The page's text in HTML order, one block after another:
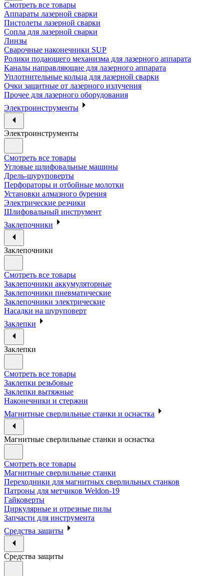
Смотреть все товары
Аппараты лазерной сварки
Пистолеты лазерной сварки
Сопла для лазерной сварки
Линзы
Сварочные наконечники SUP
Ролики подающего механизма для лазерного аппарата
Каналы направляющие для лазерного аппарата
Уплотнительные кольца для лазерной сварки
Очки защитные от лазерного излучения
Прочее для лазерного оборудования
Электроинструменты
Электроинструменты
Смотреть все товары
Угловые шлифовальные машины
Дрель-шуруповерты
Перфораторы и отбойные молотки
Установки алмазного бурения
Электрические резчики
Шлифовальный инструмент
Заклепочники
Заклепочники
Смотреть все товары
Заклепочники аккумуляторные
Заклепочники пневматические
Заклепочники электрические
Насадки на шуруповерт
Заклепки
Заклепки
Смотреть все товары
Заклепки резьбовые
Заклепки вытяжные
Наконечники и стержни
Магнитные сверлильные станки и оснастка
Магнитные сверлильные станки и оснастка
Смотреть все товары
Магнитные сверлильные станки
Переходники для магнитных сверлильных станков
Патроны для метчиков Weldon-19
Гайковерты
Циркулярные и отрезные пилы
Запчасти для инструмента
Средства защиты
Средства защиты